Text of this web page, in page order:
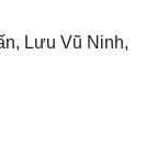
Lưu Vũ Ninh,